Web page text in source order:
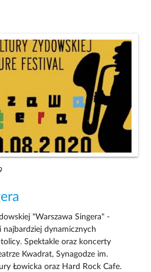
"Warszawa Singera" -
najbardziej dynamicznych
Spektakle oraz koncerty
Kwadrat, Synagodze im.
Łowicka oraz Hard Rock Cafe.